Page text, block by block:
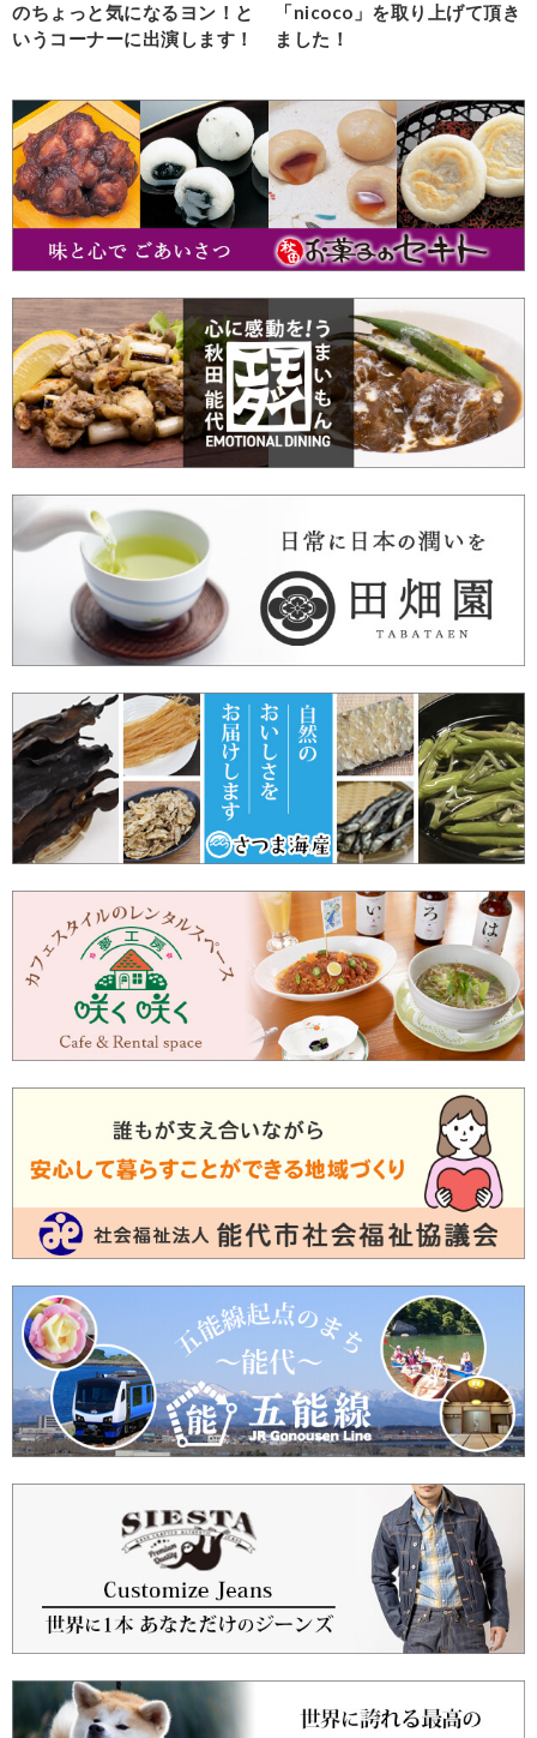
のちょっと気になるヨン！と
いうコーナーに出演します！
「nicoco」を取り上げて頂き
ました！